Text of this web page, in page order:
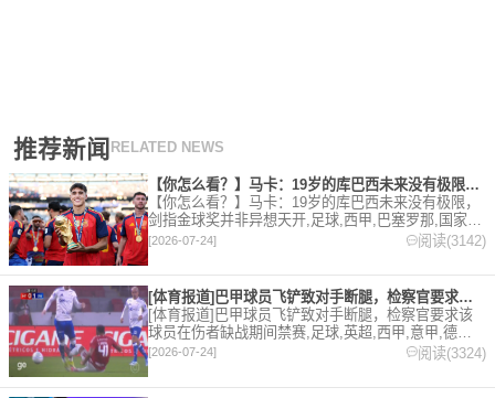
推荐新闻 RELATED NEWS
【你怎么看？】马卡：19岁的库巴西未来没有极限，剑指金球奖并
【你怎么看？】马卡：19岁的库巴西未来没有极限，
剑指金球奖并非异想天开,足球,西甲,巴塞罗那,国家
队,世界杯,西班牙。欢迎收藏本站，24小时为你更新
最新的足球，篮球体育资讯。
[2026-07-24] 阅读(3142)
[体育报道]巴甲球员飞铲致对手断腿，检察官要求该球员在伤者缺
[体育报道]巴甲球员飞铲致对手断腿，检察官要求该
球员在伤者缺战期间禁赛,足球,英超,西甲,意甲,德甲,
法甲,五洲,巴甲。欢迎收藏本站，24小时为你更新最
新的足球，篮球体育资讯。
[2026-07-24] 阅读(3324)